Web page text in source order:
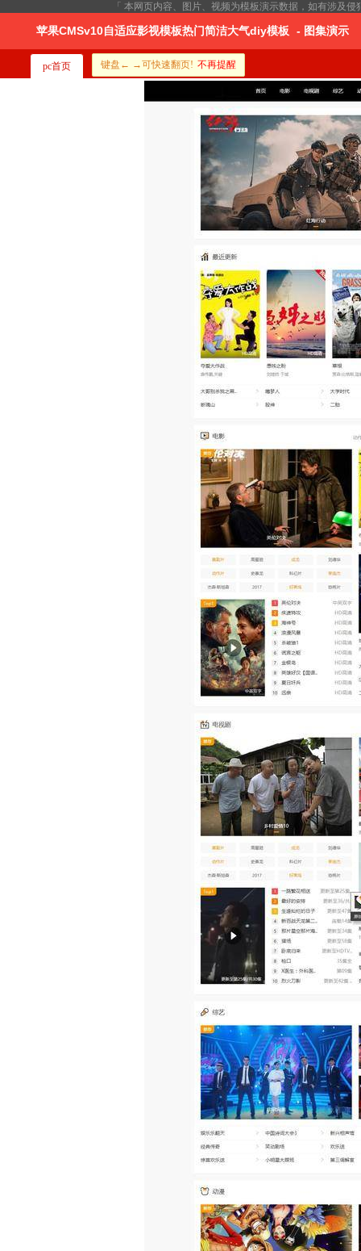
「 本网页内容、图片、视频为模板演示数据，如有涉及
苹果CMSv10自适应影视模板热门简洁大气diy模板 - 图集演示
pc首页 键盘← →可快速翻页! 不再提醒